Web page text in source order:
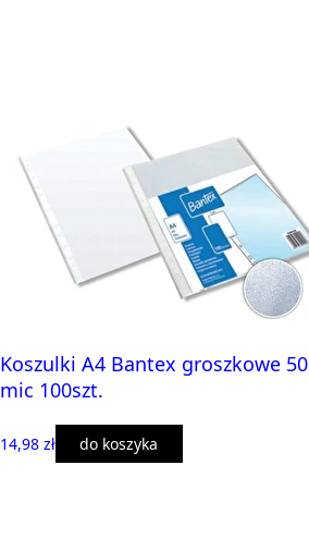
Koszulki A4 Bantex groszkowe 50
mic 100szt.
14,98 zł do koszyka